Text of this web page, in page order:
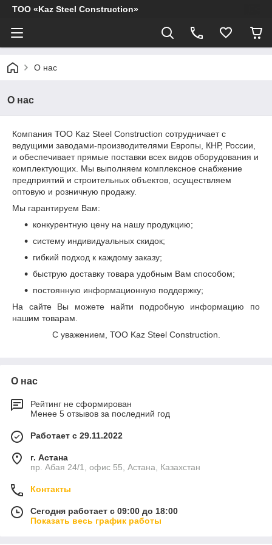
ТОО «Kaz Steel Construction»
О нас
О нас
Компания ТОО Kaz Steel Construction сотрудничает с
ведущими заводами-производителями Европы, КНР, России,
и обеспечивает прямые поставки всех видов оборудования и
комплектующих. Мы выполняем комплексное снабжение
предприятий и строительных объектов, осуществляем
оптовую и розничную продажу.
Мы гарантируем Вам:
конкурентную цену на нашу продукцию;
систему индивидуальных скидок;
гибкий подход к каждому заказу;
быструю доставку товара удобным Вам способом;
постоянную информационную поддержку;
На сайте Вы можете найти подробную информацию по
нашим товарам.
С уважением, ТОО Kaz Steel Construction.
О нас
Рейтинг не сформирован
Менее 5 отзывов за последний год
Работает с 29.11.2022
г. Астана
пр. Абая 24/1, офис 55, Астана, Казахстан
Контакты
Сегодня работает с 09:00 до 18:00
Показать весь график работы